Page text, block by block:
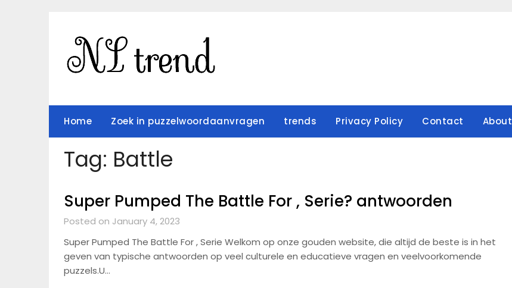
Home Zoek in puzzelwoordaanvragen trends Privacy Policy Contact About
Tag: Battle
Super Pumped The Battle For , Serie? antwoorden
Posted on January 4, 2023
Super Pumped The Battle For , Serie Welkom op onze gouden website, die altijd de beste is in het
geven van typische antwoorden op veel culturele en educatieve vragen en veelvoorkomende
puzzels.U…